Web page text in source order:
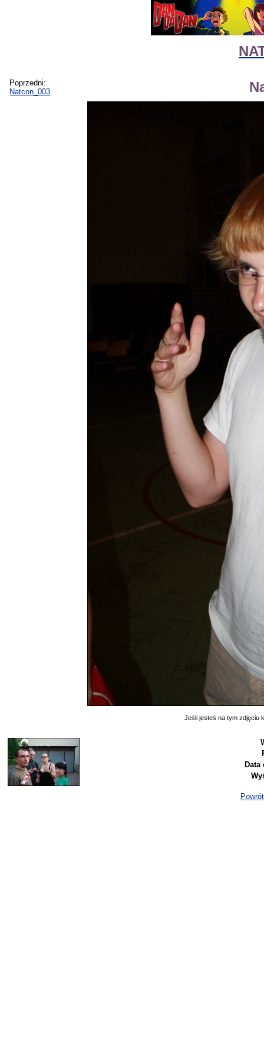
Poprzedni:
Natcon_003
Jeśli jesteś na tym zdjęciu
Data